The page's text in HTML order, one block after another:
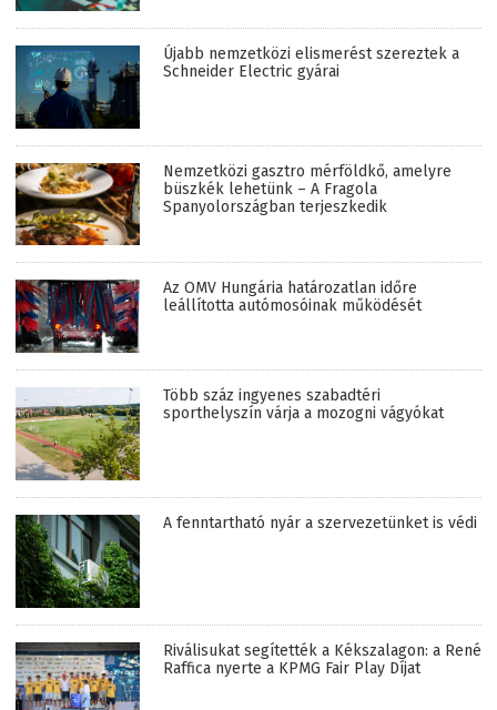
Újabb nemzetközi elismerést szereztek a
Schneider Electric gyárai
Nemzetközi gasztro mérföldkő, amelyre
büszkék lehetünk – A Fragola
Spanyolországban terjeszkedik
Az OMV Hungária határozatlan időre
leállította autómosóinak működését
Több száz ingyenes szabadtéri
sporthelyszín várja a mozogni vágyókat
A fenntartható nyár a szervezetünket is védi
Riválisukat segítették a Kékszalagon: a René
Raffica nyerte a KPMG Fair Play Díjat